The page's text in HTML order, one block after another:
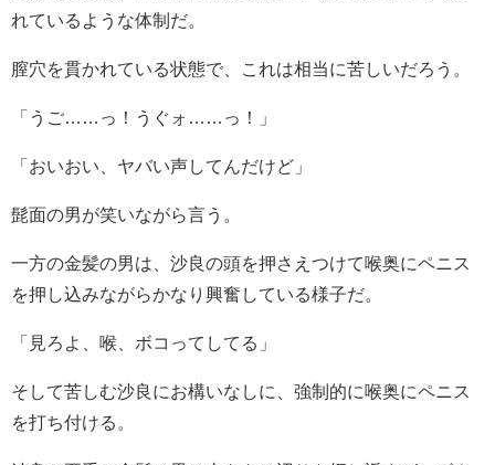
れているような体制だ。
膣穴を貫かれている状態で、これは相当に苦しいだろう。
「うご……っ！うぐォ……っ！」
「おいおい、ヤバい声してんだけど」
髭面の男が笑いながら言う。
一方の金髪の男は、沙良の頭を押さえつけて喉奥にペニス
を押し込みながらかなり興奮している様子だ。
「見ろよ、喉、ボコってしてる」
そして苦しむ沙良にお構いなしに、強制的に喉奥にペニス
を打ち付ける。